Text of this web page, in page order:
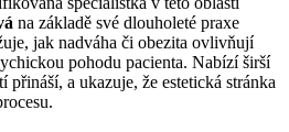
na základě své dlouholeté praxe
jak nadváha či obezita ovlivňují
pohodu pacienta. Nabízí širší
přináší, a ukazuje, že estetická stránka